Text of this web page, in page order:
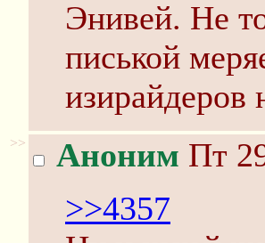
Энивей. Не
писькой
изирайдеров
>> Аноним Пт
>>4357